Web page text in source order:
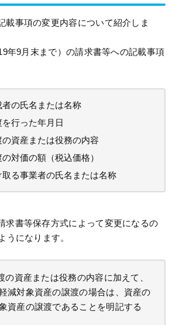
載事項の変更内容について紹介しま
年9月末まで）の請求書等への記載事項
の氏名または名称
行った年月日
資産または役務の内容
対価の額（税込価格）
る事業者の氏名または名称
求書等保存方式によって変更になるの
うになります。
の資産または役務の内容に加えて、
減対象資産の譲渡の場合は、資産の
資産の譲渡であることを明記する